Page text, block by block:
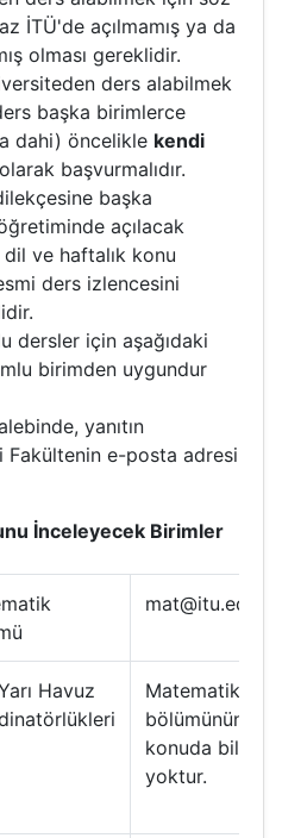
İTÜ'de açılmamış ya da
olması gereklidir.
ders alabilmek
başka birimlerce
dahi) öncelikle kendi
başvurmalıdır.
başka
açılacak
ve haftalık konu
ders izlencesini
dersler için aşağıdaki
birimden uygundur
yanıtın
e-posta adresi
İnceleyecek Birimler
mat@itu.edu.tr
Havuz
Matematik
bölümünün bu
konuda bilgisi
yoktur.